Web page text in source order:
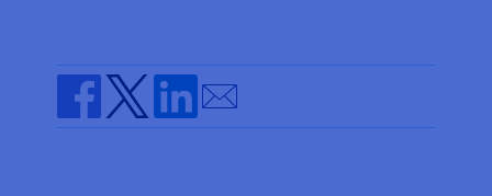
Documentación
Roadmap & Changelog
Roadmap y Changelog
Share on Facebook
Share on Twitter
Share on Linkedin
Send by email